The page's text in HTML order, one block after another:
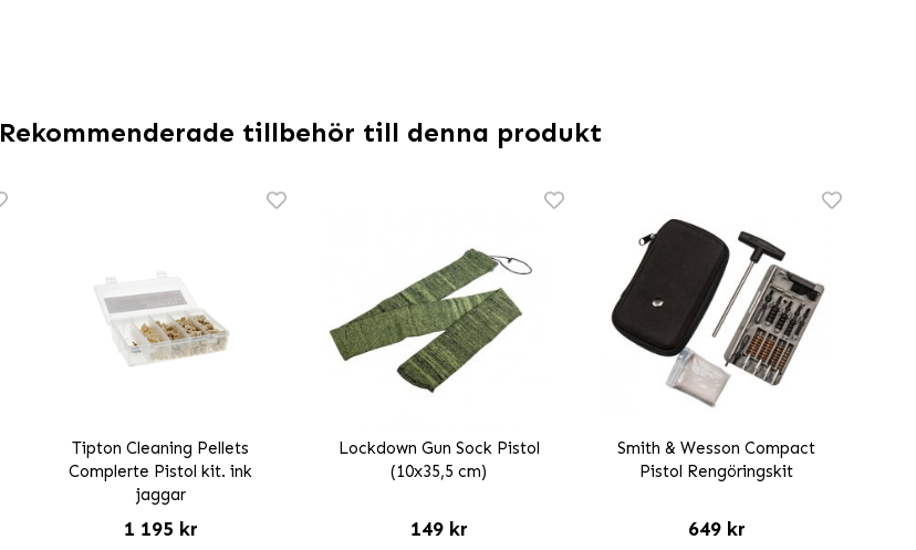
Rekommenderade tillbehör till denna produkt
Tipton Cleaning Pellets
Complerte Pistol kit. ink
jaggar
1 195 kr
Lockdown Gun Sock Pistol
(10x35,5 cm)
149 kr
Smith & Wesson Compact
Pistol Rengöringskit
649 kr